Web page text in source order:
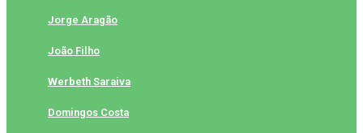
Jorge Aragão
João Filho
Werbeth Saraiva
Domingos Costa